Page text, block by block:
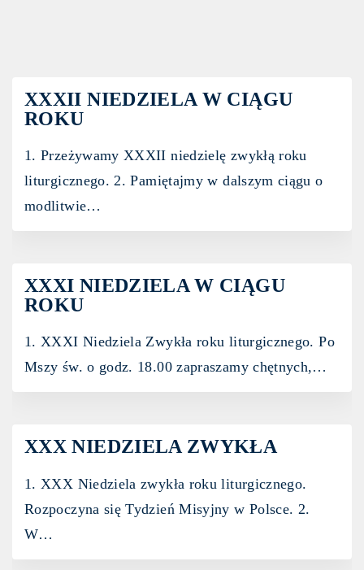
XXXII NIEDZIELA W CIĄGU
ROKU
1. Przeżywamy XXXII niedzielę zwykłą roku
liturgicznego. 2. Pamiętajmy w dalszym ciągu o
modlitwie…
XXXI NIEDZIELA W CIĄGU
ROKU
1. XXXI Niedziela Zwykła roku liturgicznego. Po
Mszy św. o godz. 18.00 zapraszamy chętnych,…
XXX NIEDZIELA ZWYKŁA
1. XXX Niedziela zwykła roku liturgicznego.
Rozpoczyna się Tydzień Misyjny w Polsce. 2.
W…